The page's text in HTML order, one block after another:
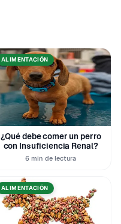
ALIMENTACIÓN
¿Qué debe comer un perro
con Insuficiencia Renal?
6 min de lectura
ALIMENTACIÓN